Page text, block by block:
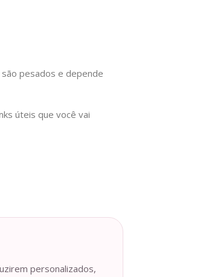
pesados e depende
úteis que você vai
personalizados,